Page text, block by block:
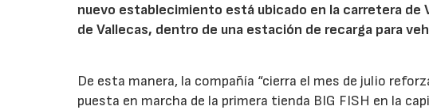
nuevo establecimiento está ubicado en la carretera de
de Vallecas, dentro de una estación de recarga para
De esta manera, la compañía “cierra el mes de julio
puesta en marcha de la primera tienda BIG FISH en la